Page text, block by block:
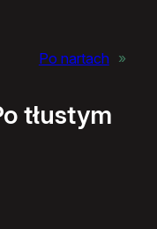
Po nartach »
tłustym